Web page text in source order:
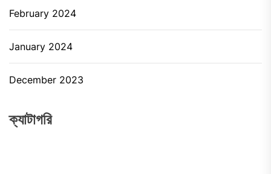
February 2024
January 2024
December 2023
ক্যাটাগরি